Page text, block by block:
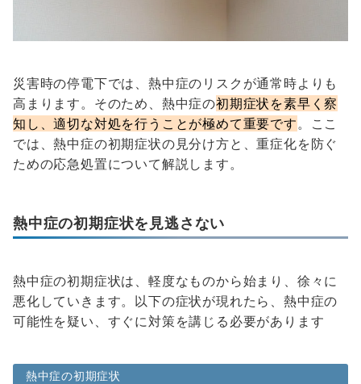
災害時の停電下では、熱中症のリスクが通常時よりも
高まります。そのため、熱中症の初期症状を素早く察
知し、適切な対処を行うことが極めて重要です。ここ
では、熱中症の初期症状の見分け方と、重症化を防ぐ
ための応急処置について解説します。
熱中症の初期症状を見逃さない
熱中症の初期症状は、軽度なものから始まり、徐々に
悪化していきます。以下の症状が現れたら、熱中症の
可能性を疑い、すぐに対策を講じる必要があります
熱中症の初期症状